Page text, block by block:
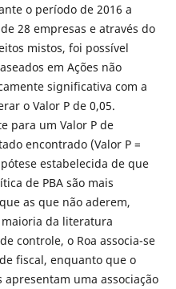
o período de 2016 a
28 empresas e através do
mistos, foi possível
em Ações não
significativa com a
o Valor P de 0,05.
para um Valor P de
encontrado (Valor P =
estabelecida de que
de PBA são mais
as que não aderem,
da literatura
controle, o Roa associa-se
fiscal, enquanto que o
uma associação